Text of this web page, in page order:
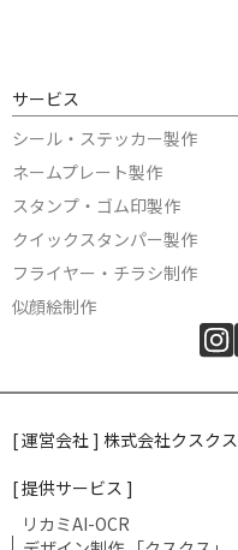
サービス
シール・ステッカー製作
ネームプレート製作
スタンプ・ゴム印製作
クイックスタンパー製作
フライヤー・チラシ制作
似顔絵制作
[ 運営会社 ] 株式会社クスクス
[ 提供サービス ]
リカミAI-OCR